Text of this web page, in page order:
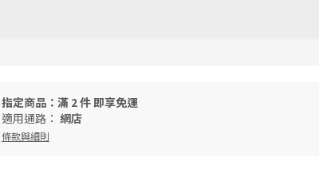
指定商品：滿 2 件 即享免運
適用通路： 網店
條款與細則